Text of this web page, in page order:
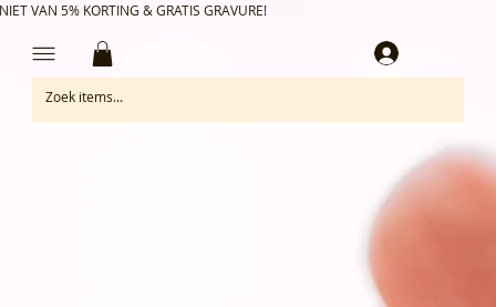
VAN 5% KORTING & GRATIS GRAVURE!